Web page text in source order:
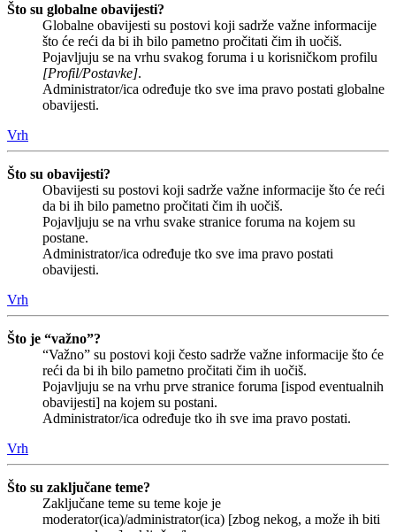
Što su globalne obavijesti?
Globalne obavijesti su postovi koji sadrže važne informacije
što će reći da bi ih bilo pametno pročitati čim ih uočiš.
Pojavljuju se na vrhu svakog foruma i u korisničkom profilu
[Profil/Postavke].
Administrator/ica određuje tko sve ima pravo postati globalne
obavijesti.
Vrh
Što su obavijesti?
Obavijesti su postovi koji sadrže važne informacije što će reći
da bi ih bilo pametno pročitati čim ih uočiš.
Pojavljuju se na vrhu svake stranice foruma na kojem su
postane.
Administrator/ica određuje tko sve ima pravo postati
obavijesti.
Vrh
Što je “važno”?
“Važno” su postovi koji često sadrže važne informacije što će
reći da bi ih bilo pametno pročitati čim ih uočiš.
Pojavljuju se na vrhu prve stranice foruma [ispod eventualnih
obavijesti] na kojem su postani.
Administrator/ica određuje tko ih sve ima pravo postati.
Vrh
Što su zaključane teme?
Zaključane teme su teme koje je
moderator(ica)/administrator(ica) [zbog nekog, a može ih biti